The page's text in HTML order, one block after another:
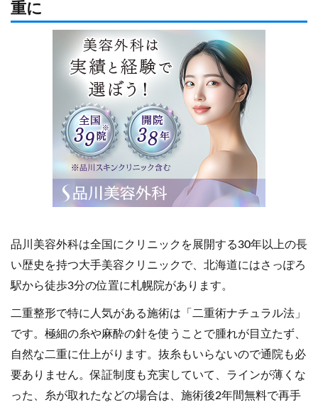
重に
品川美容外科は全国にクリニックを展開する30年以上の長
い歴史を持つ大手美容クリニックで、北海道にはさっぽろ
駅から徒歩3分の位置に札幌院があります。
二重整形で特に人気がある施術は「二重術ナチュラル法」
です。極細の糸や麻酔の針を使うことで腫れが目立たず、
自然な二重に仕上がります。抜糸もいらないので通院も必
要ありません。保証制度も充実していて、ラインが薄くな
った、糸が取れたなどの場合は、施術後2年間無料で再手